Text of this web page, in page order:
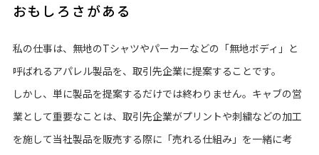
おもしろさがある
私の仕事は、無地のTシャツやパーカーなどの「無地ボディ」と
呼ばれるアパレル製品を、取引先企業に提案することです。
しかし、単に製品を提案するだけでは終わりません。キャブの営
業として重要なことは、取引先企業がプリントや刺繍などの加工
を施して当社製品を販売する際に「売れる仕組み」を一緒に考